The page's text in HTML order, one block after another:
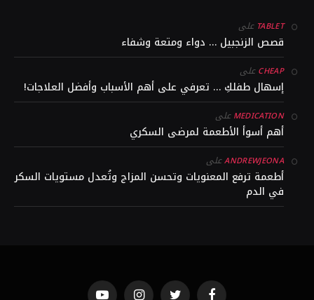
TABLET على
قصص الزنجبيل … دواء ومتعة وشفاء
CHEAPعلى
إسهال طفلكِ … تعرفي على أهم الأسباب وأفضل العلاجات!
MEDICATIONعلى
أهم أسوأ الأطعمة لمرضى السكري
ANDREWJEONAعلى
أطعمة ترفع المعنويات وتحسن المزاج وتُعدل مستويات السكر
في الدم